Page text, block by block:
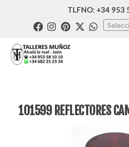
TLFNO: +34 953
101599 REFLECTORES